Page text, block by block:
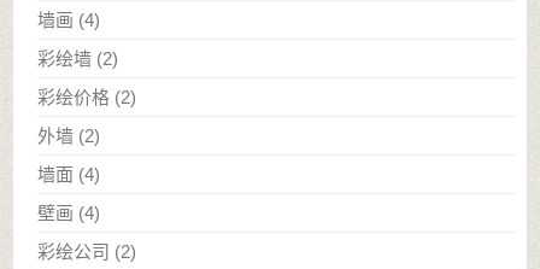
墙画 (4)
彩绘墙 (2)
彩绘价格 (2)
外墙 (2)
墙面 (4)
壁画 (4)
彩绘公司 (2)